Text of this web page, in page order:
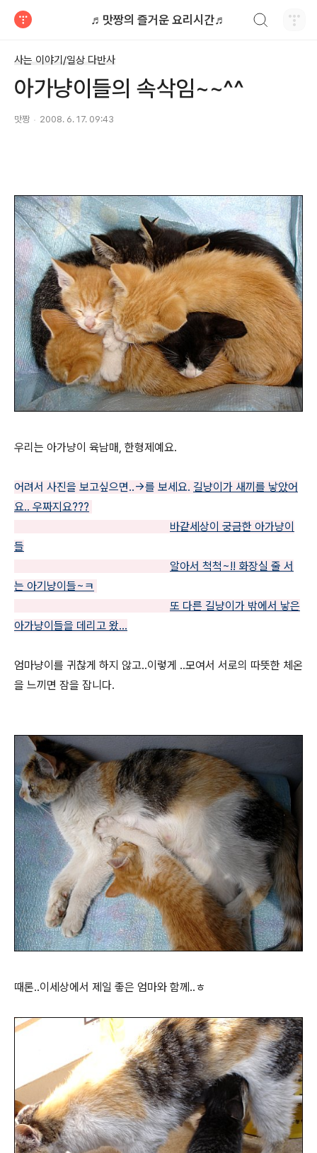
♬맛짱의 즐거운 요리시간♬
사는 이야기/일상 다반사
아가냥이들의 속삭임~~^^
맛짱 2008. 6. 17. 09:43
우리는 아가냥이 육남매, 한형제예요.
어려서 사진을 보고싶으면..→를 보세요. 길냥이가 새끼를 낳았어
요.. 우짜지요???
바같세상이 궁금한 아가냥이
들
알아서 척척~!! 화장실 줄 서
는 아기냥이들~ㅋ
또 다른 길냥이가 밖에서 낳은
아가냥이들을 데리고 왔...
엄마냥이를 귀찮게 하지 않고..이렇게 ..모여서 서로의 따뜻한 체온
을 느끼면 잠을 잡니다.
때론..이세상에서 제일 좋은 엄마와 함께..ㅎ